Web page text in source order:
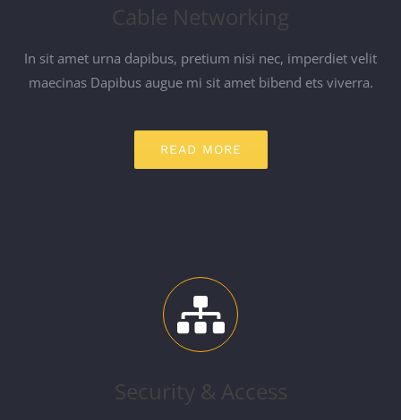
Cable Networking
In sit amet urna dapibus, pretium nisi nec, imperdiet velit
maecinas Dapibus augue mi sit amet bibend ets viverra.
READ MORE
Security & Access